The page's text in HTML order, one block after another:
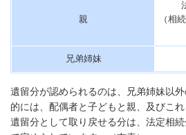
親
（相
兄弟姉妹
遺留分が認められるのは、兄弟姉妹以
的には、配偶者と子どもと親、及びこれ
遺留分として取り戻せる分は、法定相